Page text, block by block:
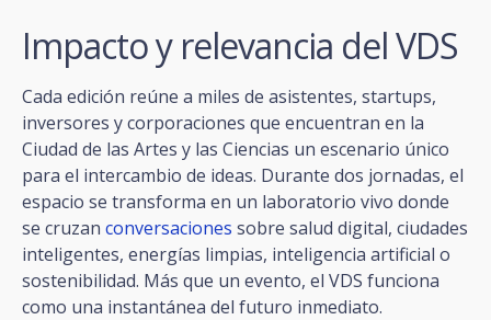
Impacto y relevancia del VDS
Cada edición reúne a miles de asistentes, startups,
inversores y corporaciones que encuentran en la
Ciudad de las Artes y las Ciencias un escenario único
para el intercambio de ideas. Durante dos jornadas, el
espacio se transforma en un laboratorio vivo donde
se cruzan conversaciones sobre salud digital, ciudades
inteligentes, energías limpias, inteligencia artificial o
sostenibilidad. Más que un evento, el VDS funciona
como una instantánea del futuro inmediato.